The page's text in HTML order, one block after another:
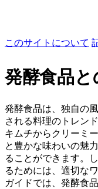
このサイトについて
発酵食品
発酵食品は、独自の
される料理のトレン
キムチからクリーミ
と豊かな味わいの魅
ることができます。
るためには、適切な
ガイドでは、発酵食